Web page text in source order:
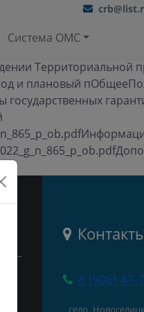
Система ОМС
Территориальной
и плановый
8 (906) 47-
село